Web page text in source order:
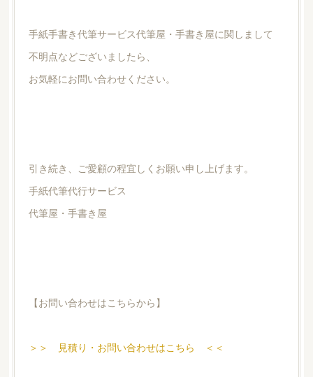
手紙手書き代筆サービス代筆屋・手書き屋に関しまして
不明点などございましたら、
お気軽にお問い合わせください。
引き続き、ご愛顧の程宜しくお願い申し上げます。
手紙代筆代行サービス
代筆屋・手書き屋
【お問い合わせはこちらから】
＞＞ 見積り・お問い合わせはこちら ＜＜